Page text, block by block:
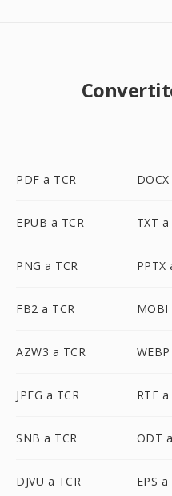
PDF a TCR
EPUB a TCR TXT a
PNG a TCR PPTX
FB2 a TCR MOBI
AZW3 a TCR
JPEG a TCR RTF a
SNB a TCR ODT
DJVU a TCR EPS a